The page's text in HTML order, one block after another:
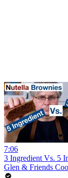
7:06
3 Ingredient Vs. 5
Glen & Friends